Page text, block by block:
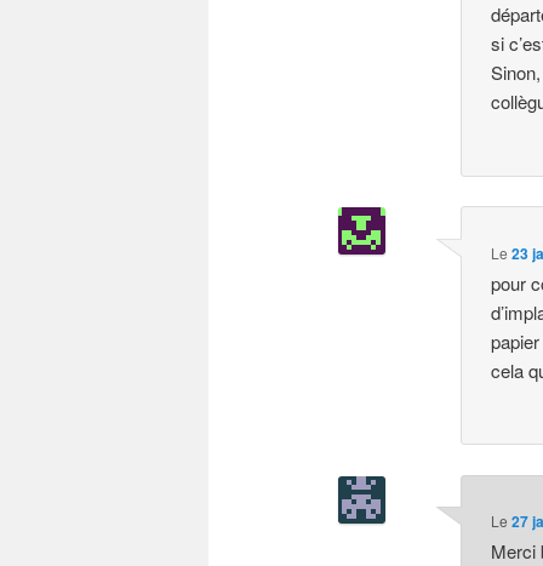
si
Le23
pour
cela
Le27
Merci